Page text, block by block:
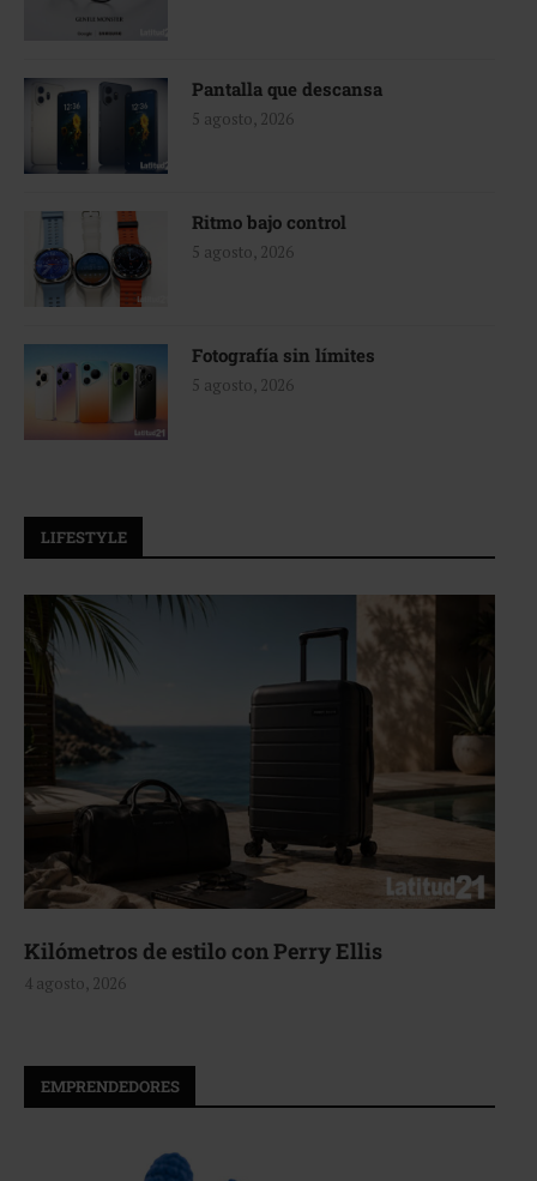
Pantalla que descansa
5 agosto, 2026
Ritmo bajo control
5 agosto, 2026
Fotografía sin límites
5 agosto, 2026
LIFESTYLE
Kilómetros de estilo con Perry Ellis
4 agosto, 2026
EMPRENDEDORES